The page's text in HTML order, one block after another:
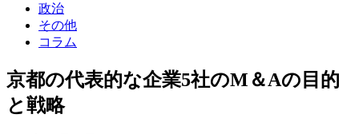
政治
その他
コラム
京都の代表的な企業5社のM＆Aの目的
と戦略